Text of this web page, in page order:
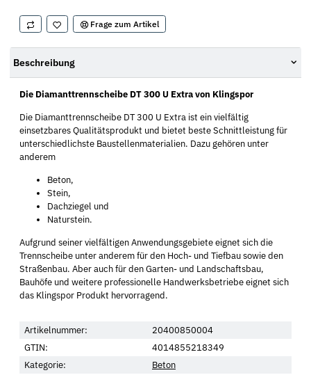
Frage zum Artikel
Beschreibung
Die Diamanttrennscheibe DT 300 U Extra von Klingspor
Die Diamanttrennscheibe DT 300 U Extra ist ein vielfältig
einsetzbares Qualitätsprodukt und bietet beste Schnittleistung für
unterschiedlichste Baustellenmaterialien. Dazu gehören unter
anderem
Beton,
Stein,
Dachziegel und
Naturstein.
Aufgrund seiner vielfältigen Anwendungsgebiete eignet sich die
Trennscheibe unter anderem für den Hoch- und Tiefbau sowie den
Straßenbau. Aber auch für den Garten- und Landschaftsbau,
Bauhöfe und weitere professionelle Handwerksbetriebe eignet sich
das Klingspor Produkt hervorragend.
Artikelnummer:
20400850004
GTIN:
4014855218349
Kategorie:
Beton